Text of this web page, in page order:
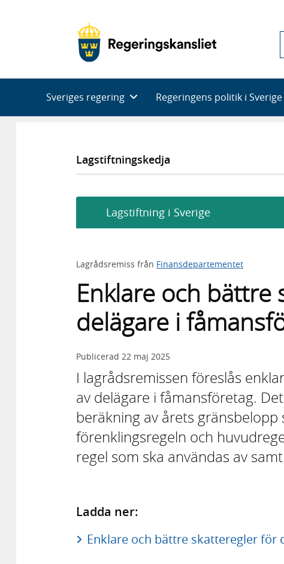
Sveriges regering Regeringens politik i Sverige
Lagstiftningskedja
Lagstiftning i Sverige
Lagrådsremiss från Finansdepartementet
Enklare och bättre
delägare i
Publicerad 22 maj 2025
I lagrådsremissen föreslås
av delägare i fåmansföretag.
beräkning av årets
förenklingsregeln och
regel som ska användas av
Ladda ner:
Enklare och bättre skatteregler för